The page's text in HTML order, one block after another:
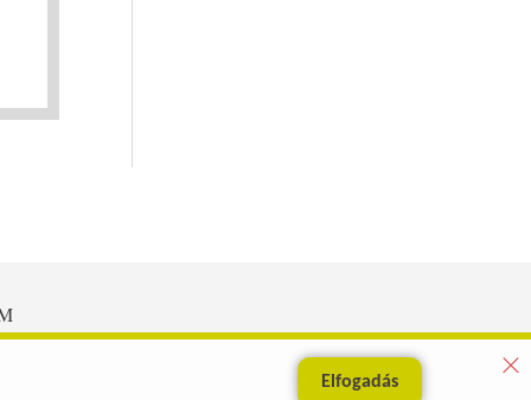
Elfogadás